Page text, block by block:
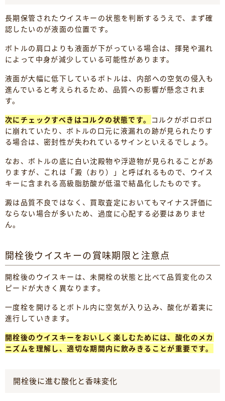
長期保管されたウイスキーの状態を判断するうえで、まず確
認したいのが液面の位置です。
ボトルの肩口よりも液面が下がっている場合は、揮発や漏れ
によって中身が減少している可能性があります。
液面が大幅に低下しているボトルは、内部への空気の侵入も
進んでいると考えられるため、品質への影響が懸念されま
す。
次にチェックすべきはコルクの状態です。
コルクがボロボロ
に崩れていたり、ボトルの口元に液漏れの跡が見られたりす
る場合は、密封性が失われているサインといえるでしょう。
なお、ボトルの底に白い沈殿物や浮遊物が見られることがあ
りますが、これは「澱（おり）」と呼ばれるもので、ウイス
キーに含まれる高級脂肪酸が低温で結晶化したものです。
澱は品質不良ではなく、買取査定においてもマイナス評価に
ならない場合が多いため、過度に心配する必要はありませ
ん。
開栓後ウイスキーの賞味期限と注意点
開栓後のウイスキーは、未開栓の状態と比べて品質変化のス
ピードが大きく異なります。
一度栓を開けるとボトル内に空気が入り込み、酸化が着実に
進行していきます。
開栓後のウイスキーをおいしく楽しむためには、酸化のメカ
ニズムを理解し、適切な期間内に飲みきることが重要です。
開栓後に進む酸化と香味変化